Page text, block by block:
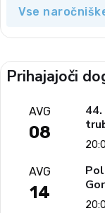
Vse
Prihajajoči
AVG
08
AVG
14